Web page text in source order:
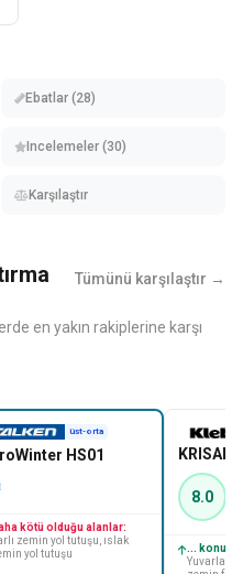
Ebatlar (28)
Incelemeler (30)
Karşılaştır
Tümünü karşılaştır →
en yakın rakiplerine karşı
üst-orta
HS01
kötü olduğu alanlar:
zemin yol tutuşu, ıslak
yol tutuşu
8.0
...